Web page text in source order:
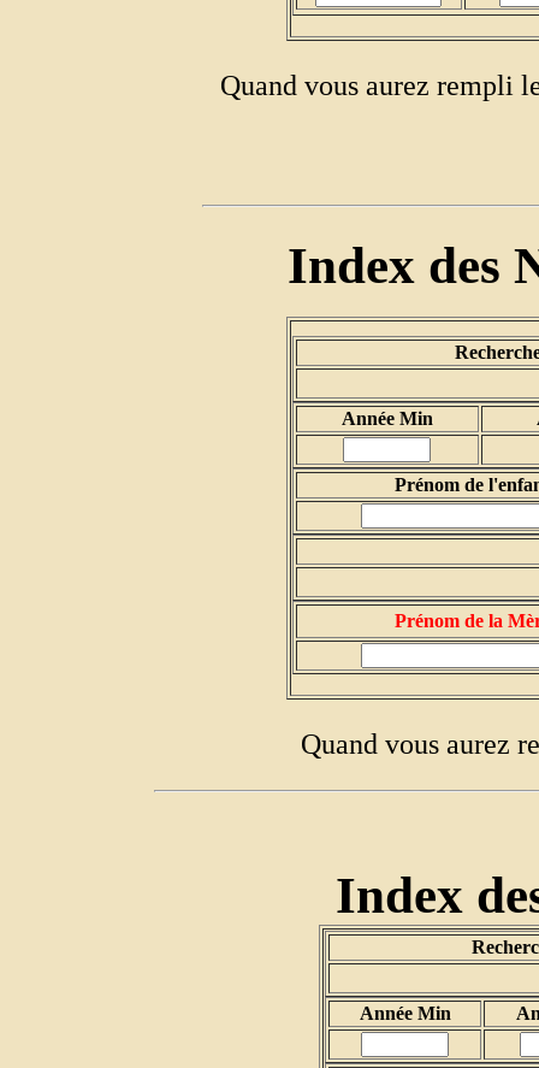
Quand vous aurez rempli
Index des
Année Min
Prénom de
Prénom de la
Quand vous aurez
Index
Année Min